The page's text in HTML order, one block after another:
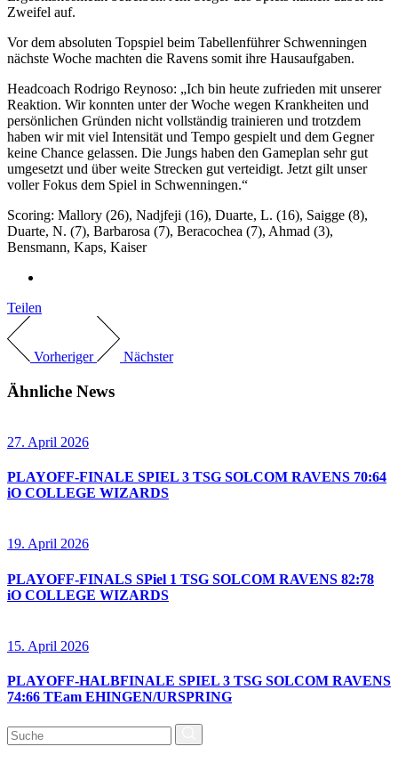
Zweifel auf.
Vor dem absoluten Topspiel beim Tabellenführer Schwenningen
nächste Woche machten die Ravens somit ihre Hausaufgaben.
Headcoach Rodrigo Reynoso: „Ich bin heute zufrieden mit unserer
Reaktion. Wir konnten unter der Woche wegen Krankheiten und
persönlichen Gründen nicht vollständig trainieren und trotzdem
haben wir mit viel Intensität und Tempo gespielt und dem Gegner
keine Chance gelassen. Die Jungs haben den Gameplan sehr gut
umgesetzt und über weite Strecken gut verteidigt. Jetzt gilt unser
voller Fokus dem Spiel in Schwenningen.“
Scoring: Mallory (26), Nadjfeji (16), Duarte, L. (16), Saigge (8),
Duarte, N. (7), Barbarosa (7), Beracochea (7), Ahmad (3),
Bensmann, Kaps, Kaiser
Teilen
Vorheriger Nächster
Ähnliche News
27. April 2026
PLAYOFF-FINALE SPIEL 3 TSG SOLCOM RAVENS 70:64
iO COLLEGE WIZARDS
19. April 2026
PLAYOFF-FINALS SPiel 1 TSG SOLCOM RAVENS 82:78
iO COLLEGE WIZARDS
15. April 2026
PLAYOFF-HALBFINALE SPIEL 3 TSG SOLCOM RAVENS
74:66 TEam EHINGEN/URSPRING
Suchen
nach: